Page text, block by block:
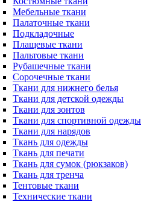
Мебельные ткани
Палаточные ткани
Подкладочные
Плащевые ткани
Пальтовые ткани
Рубашечные ткани
Сорочечные ткани
Ткани для нижнего белья
Ткани для детской одежды
Ткани для зонтов
Ткани для спортивной одежды
Ткани для нарядов
Ткань для одежды
Ткань для печати
Ткань для сумок (рюкзаков)
Ткань для тренча
Тентовые ткани
Технические ткани